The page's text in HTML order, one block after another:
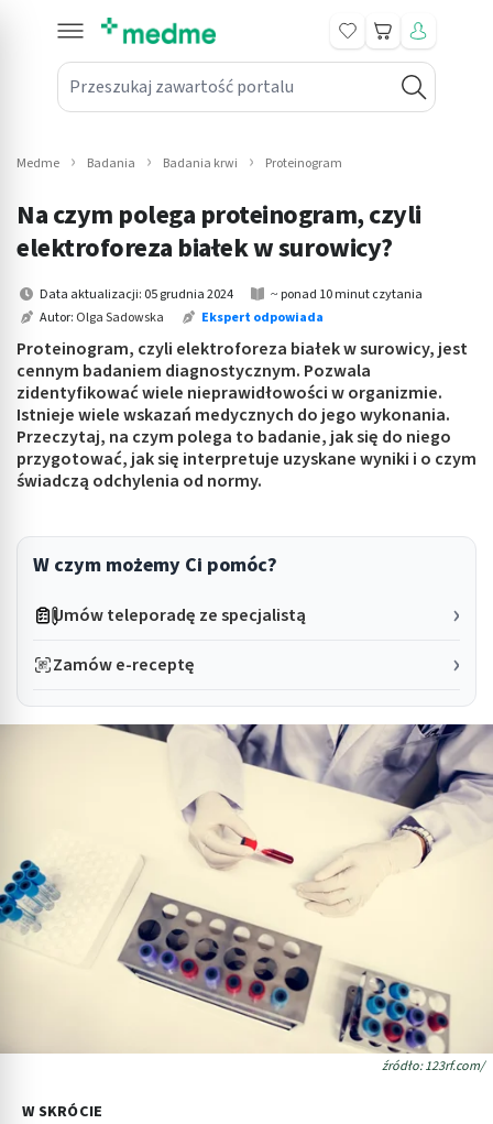
Przeszukaj zawartość portalu
Koszyk
submenu: Leki na receptę
submenu: Mama i dziecko
submenu: Kosmetyki
submenu: Higiena
submenu: Sprzęt medyczny
submenu: Intymne
submenu: Wellness
Medme Badania Badania krwi Proteinogram
Na czym polega proteinogram, czyli
elektroforeza białek w surowicy?
Data aktualizacji: 05 grudnia 2024
~ ponad 10 minut czytania
Autor: Olga Sadowska Ekspert odpowiada
Proteinogram, czyli elektroforeza białek w surowicy, jest
cennym badaniem diagnostycznym. Pozwala
zidentyfikować wiele nieprawidłowości w organizmie.
Istnieje wiele wskazań medycznych do jego wykonania.
Przeczytaj, na czym polega to badanie, jak się do niego
przygotować, jak się interpretuje uzyskane wyniki i o czym
świadczą odchylenia od normy.
W czym możemy Ci pomóc?
Umów teleporadę ze specjalistą
Zamów e-receptę
źródło: 123rf.com/
W SKRÓCIE